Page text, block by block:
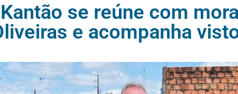
se reúne com
e acompanha